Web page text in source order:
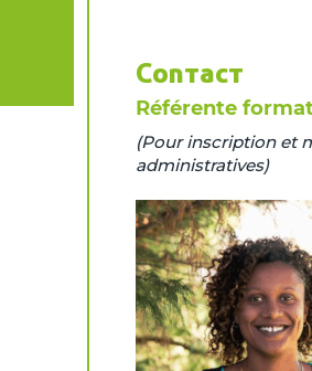
Contact
Référente
(Pour inscription et
administratives)